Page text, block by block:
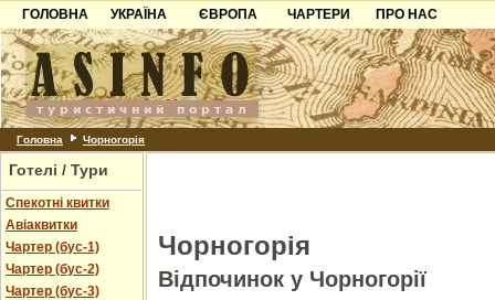
ГОЛОВНА
УКРАЇНА
Карпати
Азов
Причорноморря
Шацьк
ЄВРОПА
Чорногорія
Хорватія
Болгарія
ЧАРТЕРИ
ПРО НАС
Контакти
Партнерам
Додати готель
Головна Чорногорія
Готелі / Тури
Спекотні квитки
Авіаквитки
Чартер (бус-1)
Чартер (бус-2)
Чартер (бус-3)
Чорногорія
Відпочинок у Чорногорії